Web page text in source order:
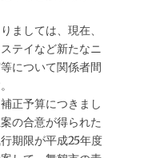
ましては、現在、
テイなど新たなニ
について関係者間
正予算につきまし
の合意が得られた
期限が平成25年度